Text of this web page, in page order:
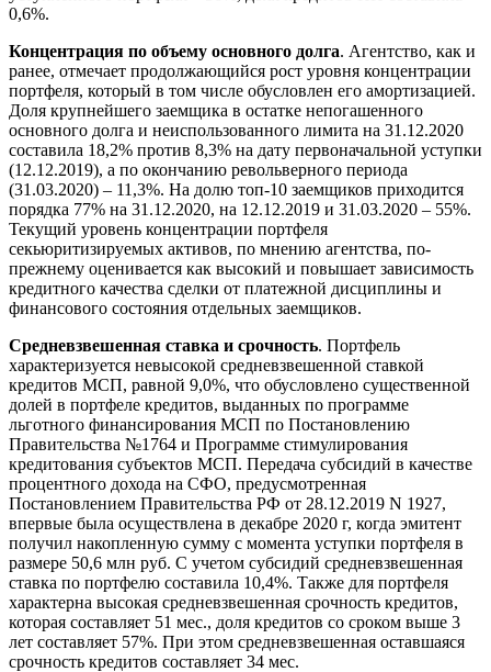
0,6%.
Концентрация по объему основного долга. Агентство, как и
ранее, отмечает продолжающийся рост уровня концентрации
портфеля, который в том числе обусловлен его амортизацией.
Доля крупнейшего заемщика в остатке непогашенного
основного долга и неиспользованного лимита на 31.12.2020
составила 18,2% против 8,3% на дату первоначальной уступки
(12.12.2019), а по окончанию револьверного периода
(31.03.2020) – 11,3%. На долю топ-10 заемщиков приходится
порядка 77% на 31.12.2020, на 12.12.2019 и 31.03.2020 – 55%.
Текущий уровень концентрации портфеля
секьюритизируемых активов, по мнению агентства, по-
прежнему оценивается как высокий и повышает зависимость
кредитного качества сделки от платежной дисциплины и
финансового состояния отдельных заемщиков.
Средневзвешенная ставка и срочность. Портфель
характеризуется невысокой средневзвешенной ставкой
кредитов МСП, равной 9,0%, что обусловлено существенной
долей в портфеле кредитов, выданных по программе
льготного финансирования МСП по Постановлению
Правительства №1764 и Программе стимулирования
кредитования субъектов МСП. Передача субсидий в качестве
процентного дохода на СФО, предусмотренная
Постановлением Правительства РФ от 28.12.2019 N 1927,
впервые была осуществлена в декабре 2020 г, когда эмитент
получил накопленную сумму с момента уступки портфеля в
размере 50,6 млн руб. С учетом субсидий средневзвешенная
ставка по портфелю составила 10,4%. Также для портфеля
характерна высокая средневзвешенная срочность кредитов,
которая составляет 51 мес., доля кредитов со сроком выше 3
лет составляет 57%. При этом средневзвешенная оставшаяся
срочность кредитов составляет 34 мес.